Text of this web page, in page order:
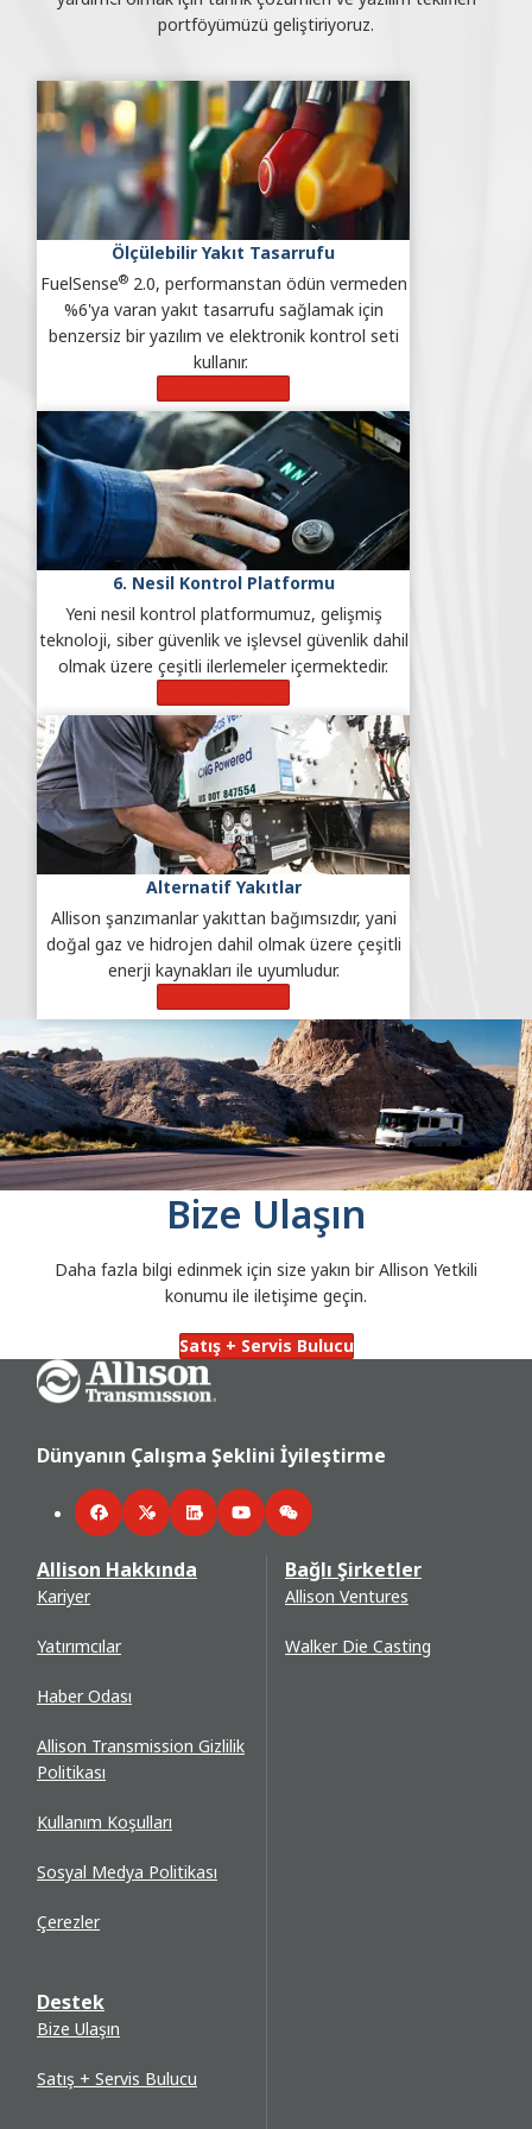
portföyümüzü geliştiriyoruz.
Ölçülebilir Yakıt Tasarrufu
FuelSense®2.0, performanstan ödün vermeden
%6'ya varan yakıt tasarrufu sağlamak için
benzersiz bir yazılım ve elektronik kontrol seti
kullanır.
6. Nesil Kontrol Platformu
Yeni nesil kontrol platformumuz, gelişmiş
teknoloji, siber güvenlik ve işlevsel güvenlik dahil
olmak üzere çeşitli ilerlemeler içermektedir.
Alternatif Yakıtlar
Allison şanzımanlar yakıttan bağımsızdır, yani
doğal gaz ve hidrojen dahil olmak üzere çeşitli
enerji kaynakları ile uyumludur.
Bize Ulaşın
Daha fazla bilgi edinmek için size yakın bir Allison Yetkili
konumu ile iletişime geçin.
Satış + Servis Bulucu
Go Home
Dünyanın Çalışma Şeklini İyileştirme
FacebookTwitterLinkedInYouTubeWeChat
Allison Hakkında
Kariyer
Yatırımcılar
Haber Odası
Allison Transmission Gizlilik
Politikası
Kullanım Koşulları
Sosyal Medya Politikası
Çerezler
Destek
Bize Ulaşın
Satış + Servis Bulucu
Bağlı Şirketler
Allison Ventures
Walker Die Casting